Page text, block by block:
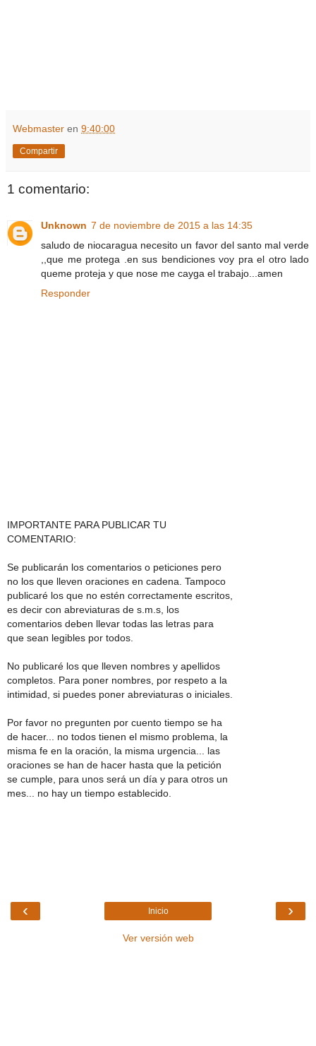
Webmaster en 9:40:00
Compartir
1 comentario:
Unknown 7 de noviembre de 2015 a las 14:35
saludo de niocaragua necesito un favor del santo mal verde
,,que me protega .en sus bendiciones voy pra el otro lado
queme proteja y que nose me cayga el trabajo...amen
Responder
IMPORTANTE PARA PUBLICAR TU
COMENTARIO:
Se publicarán los comentarios o peticiones pero
no los que lleven oraciones en cadena. Tampoco
publicaré los que no estén correctamente escritos,
es decir con abreviaturas de s.m.s, los
comentarios deben llevar todas las letras para
que sean legibles por todos.
No publicaré los que lleven nombres y apellidos
completos. Para poner nombres, por respeto a la
intimidad, si puedes poner abreviaturas o iniciales.
Por favor no pregunten por cuento tiempo se ha
de hacer... no todos tienen el mismo problema, la
misma fe en la oración, la misma urgencia... las
oraciones se han de hacer hasta que la petición
se cumple, para unos será un día y para otros un
mes... no hay un tiempo establecido.
‹ ›
Inicio
Ver versión web